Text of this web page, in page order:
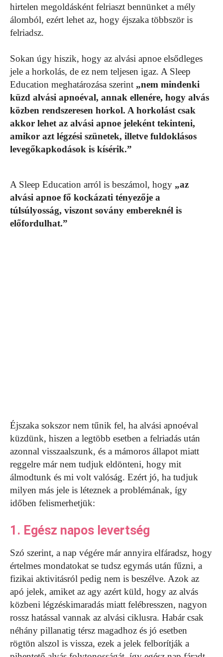
hirtelen megoldásként felriaszt bennünket a mély
álomból, ezért lehet az, hogy éjszaka többször is
felriadsz.
Sokan úgy hiszik, hogy az alvási apnoe elsődleges
jele a horkolás, de ez nem teljesen igaz. A Sleep
Education meghatározása szerint „nem mindenki
küzd alvási apnoéval, annak ellenére, hogy alvás
közben rendszeresen horkol. A horkolást csak
akkor lehet az alvási apnoe jeleként tekinteni,
amikor azt légzési szünetek, illetve fuldoklásos
levegőkapkodások is kísérik.”
A Sleep Education arról is beszámol, hogy „az
alvási apnoe fő kockázati tényezője a
túlsúlyosság, viszont sovány embereknél is
előfordulhat.”
Éjszaka sokszor nem tűnik fel, ha alvási apnoéval
küzdünk, hiszen a legtöbb esetben a felriadás után
azonnal visszaalszunk, és a mámoros állapot miatt
reggelre már nem tudjuk eldönteni, hogy mit
álmodtunk és mi volt valóság. Ezért jó, ha tudjuk
milyen más jele is léteznek a problémának, így
időben felismerhetjük:
1. Egész napos levertség
Szó szerint, a nap végére már annyira elfáradsz, hogy
értelmes mondatokat se tudsz egymás után fűzni, a
fizikai aktivitásról pedig nem is beszélve. Azok az
apó jelek, amiket az agy azért küld, hogy az alvás
közbeni légzéskimaradás miatt felébresszen, nagyon
rossz hatással vannak az alvási ciklusra. Habár csak
néhány pillanatig térsz magadhoz és jó esetben
rögtön alszol is vissza, ezek a jelek felborítják a